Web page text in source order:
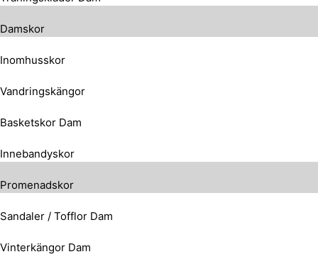
Damskor
Inomhusskor
Vandringskängor
Basketskor Dam
Innebandyskor
Promenadskor
Sandaler / Tofflor Dam
Vinterkängor Dam